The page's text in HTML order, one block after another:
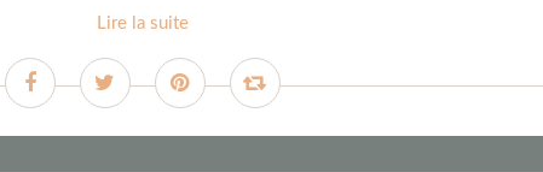
Lire la suite